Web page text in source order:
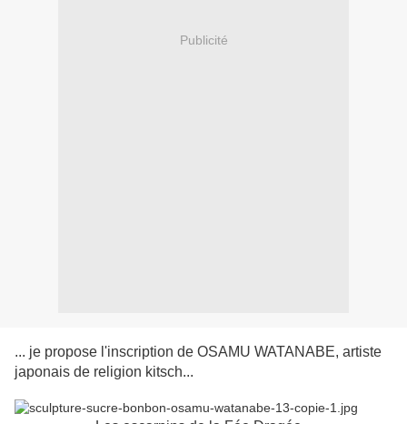
Publicité
... je propose l'inscription de OSAMU WATANABE, artiste
japonais de religion kitsch...